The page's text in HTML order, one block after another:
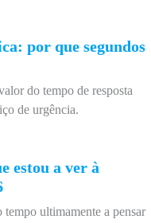
por que segundos
do tempo de resposta
de urgência.
estou a ver à
ultimamente a pensar